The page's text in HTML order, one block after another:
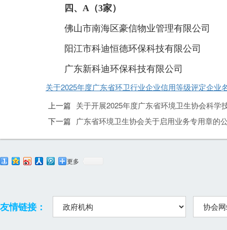
四、A（3家）
佛山市南海区豪信物业管理有限公司
阳江市科迪恒德环保科技有限公司
广东新科迪环保科技有限公司
关于2025年度广东省环卫行业企业信用等级评定企业
上一篇 关于开展2025年度广东省环境卫生协会科学
下一篇
广东省环境卫生协会关于启用业务专用章的
更多
友情链接：